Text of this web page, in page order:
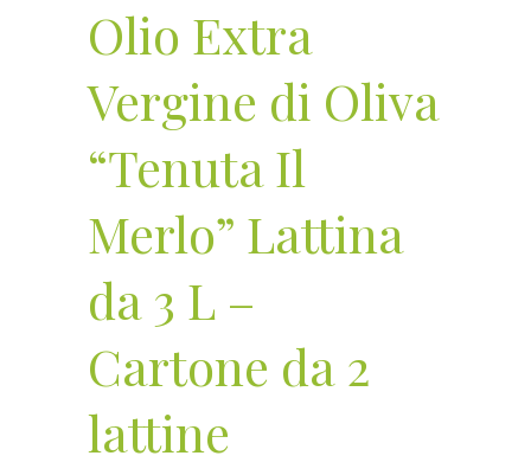
Olio Extra
Vergine di Oliva
“Tenuta Il
Merlo” Lattina
da 3 L –
Cartone da 2
lattine